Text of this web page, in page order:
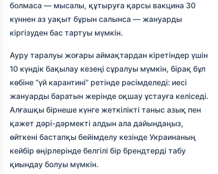
болмаса — мысалы, құтыруға қарсы вакцина 30
күннен аз уақыт бұрын салынса — жануарды
кіргізуден бас тартуы мүмкін.
Ауру таралуы жоғары аймақтардан кіретіндер үшін
10 күндік бақылау кезеңі сұралуы мүмкін, бірақ бұл
көбіне “үй карантині” ретінде рәсімделеді: иесі
жануарды баратын жерінде оқшау ұстауға келіседі.
Алғашқы бірнеше күнге жеткілікті таныс азық пен
қажет дәрі-дәрмекті алдын ала дайындаңыз,
өйткені бастапқы бейімделу кезінде Украинаның
кейбір өңірлерінде белгілі бір брендтерді табу
қиындау болуы мүмкін.